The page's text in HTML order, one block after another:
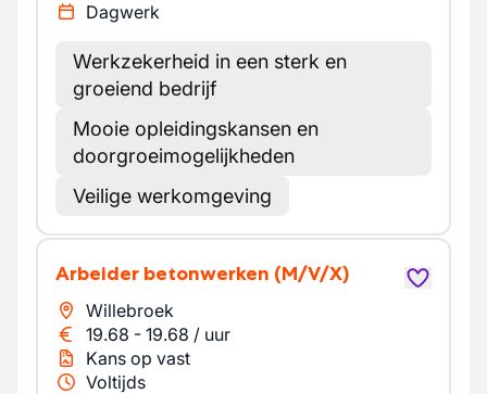
Dagwerk
Werkzekerheid in een sterk en
groeiend bedrijf
Mooie opleidingskansen en
doorgroeimogelijkheden
Veilige werkomgeving
Arbeider betonwerken (M/V/X)
Willebroek
19.68 - 19.68 / uur
Kans op vast
Voltijds